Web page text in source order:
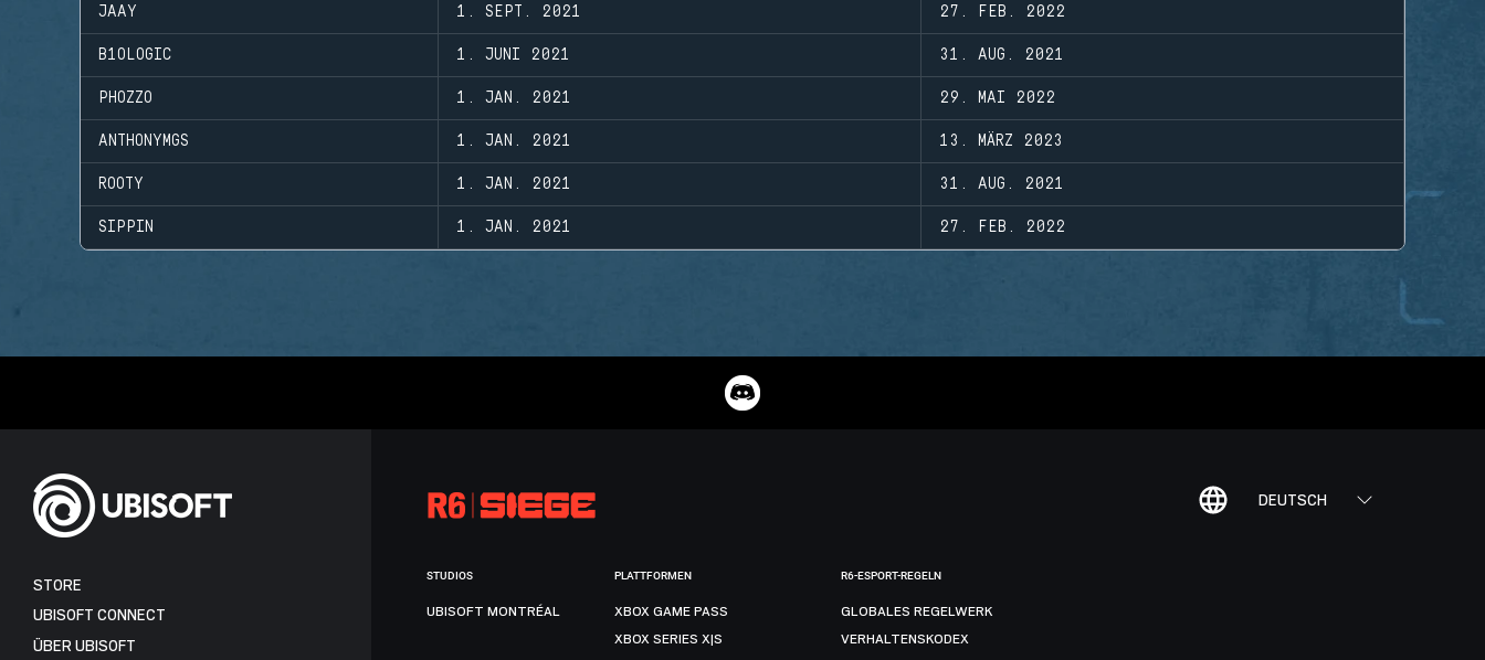
JAAY 1. SEPT. 2021 27. FEB. 2022
B1OLOGIC 1. JUNI 2021 31. AUG. 2021
PHOZZO 1. JAN. 2021 29. MAI 2022
ANTHONYMGS 1. JAN. 2021 13. MÄRZ 2023
ROOTY 1. JAN. 2021 31. AUG. 2021
SIPPIN 1. JAN. 2021 27. FEB. 2022
DEUTSCH
STORE
UBISOFT CONNECT
ÜBER UBISOFT
STUDIOS
UBISOFT MONTRÉAL
PLATTFORMEN
XBOX GAME PASS
XBOX SERIES X|S
R6-ESPORT-REGELN
GLOBALES REGELWERK
VERHALTENSKODEX